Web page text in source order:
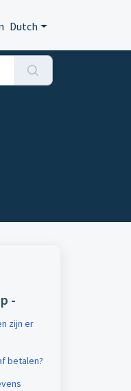
Dutch
-
zijn er
betalen?